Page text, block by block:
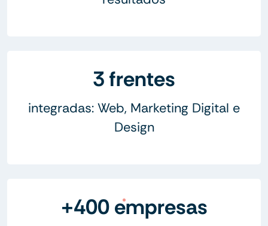
3 frentes
integradas: Web, Marketing Digital e
Design
+400 empresas